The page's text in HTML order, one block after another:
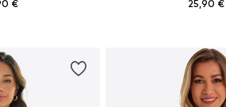
€ 25,90 €
Į krepšelį